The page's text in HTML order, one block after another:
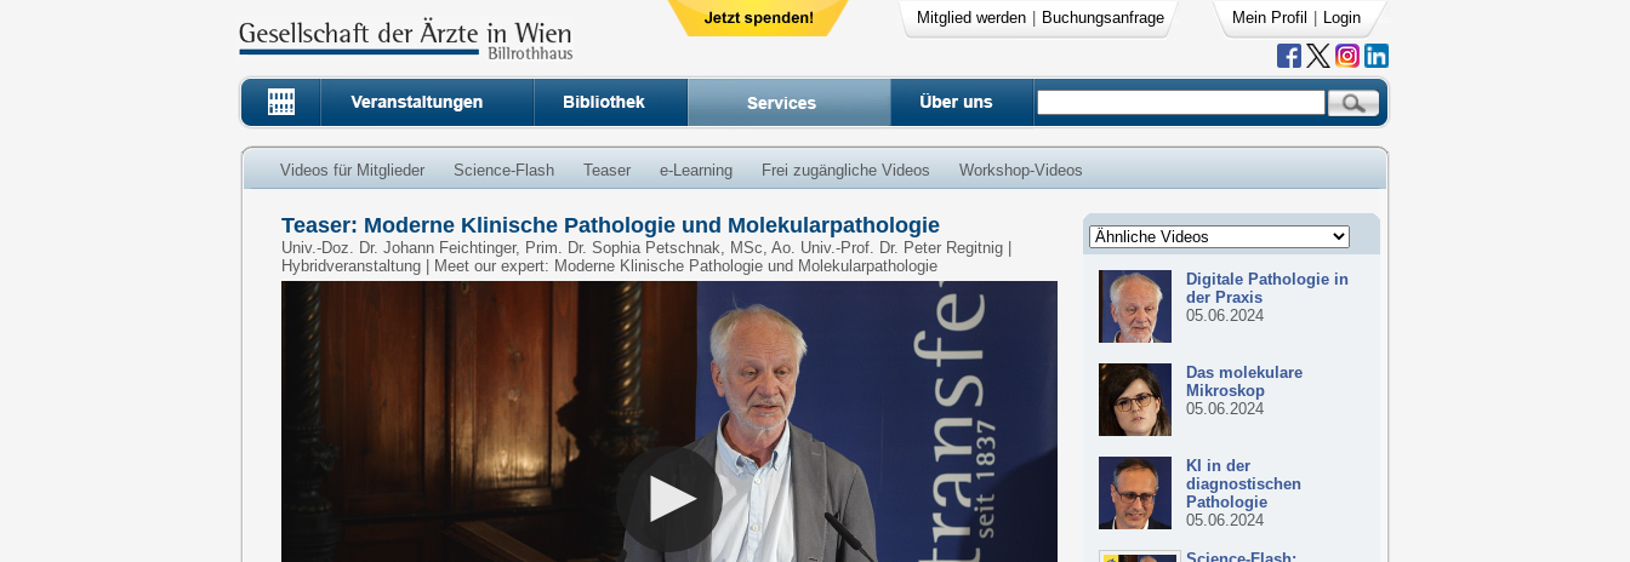
Mitglied werden Buchungsanfrage Mein Profil Login
Videos für Mitglieder Science-Flash Teaser e-Learning Frei zugängliche Videos Workshop-Videos
Digitale Pathologie in
der Praxis
05.06.2024
Das molekulare
Mikroskop
05.06.2024
KI in der
diagnostischen
Pathologie
05.06.2024
Teaser: Moderne Klinische Pathologie und Molekularpathologie
Univ.-Doz. Dr. Johann Feichtinger, Prim. Dr. Sophia Petschnak, MSc, Ao. Univ.-Prof. Dr. Peter Regitnig |
Hybridveranstaltung | Meet our expert: Moderne Klinische Pathologie und Molekularpathologie